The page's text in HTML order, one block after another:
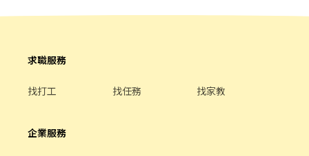
平日 1.需求日期：即日起 2.需求時段（以實際排班為準）： ~09:00-
20:00 ~11:00-20:00 3.工作內容： ~準備工作、環境整理 ~切菜、洗
--------------- 說明及注意事項： 1.均為報班排班制，無固定班 2.寒
應徵，歡迎安排面試詳談，當面說明比較清楚。 謝謝！ #長期穩定
求職服務
找打工 找任務 找家教
企業服務